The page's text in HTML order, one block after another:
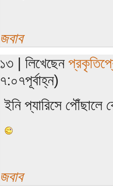
জবাব
১৩ | লিখেছেন
৭:০৭পূর্বাহ্ন)
ইনি প্যারিসে
জবাব